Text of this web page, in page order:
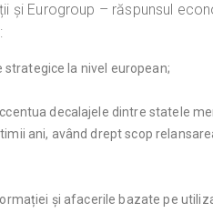
și Eurogroup – răspunsul
:
la nivel european;
decalajele dintre statele
ani, având drept scop
și afacerile bazate pe